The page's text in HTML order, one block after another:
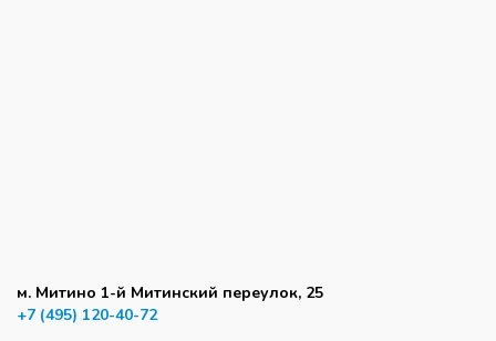
м. Митино 1-й Митинский переулок, 25
+7 (495) 120-40-72